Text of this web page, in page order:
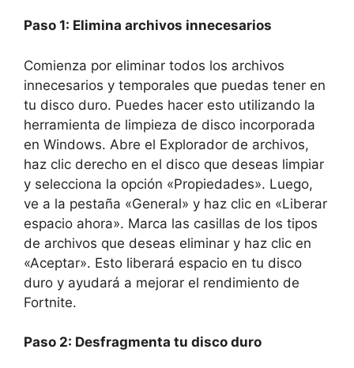
Paso 1: Elimina archivos innecesarios
Comienza por eliminar todos los archivos
innecesarios y temporales que puedas tener en
tu disco duro. Puedes hacer esto utilizando la
herramienta de limpieza de disco incorporada
en Windows. Abre el Explorador de archivos,
haz clic derecho en el disco que deseas limpiar
y selecciona la opción «Propiedades». Luego,
ve a la pestaña «General» y haz clic en «Liberar
espacio ahora». Marca las casillas de los tipos
de archivos que deseas eliminar y haz clic en
«Aceptar». Esto liberará espacio en tu disco
duro y ayudará a mejorar el rendimiento de
Fortnite.
Paso 2: Desfragmenta tu disco duro